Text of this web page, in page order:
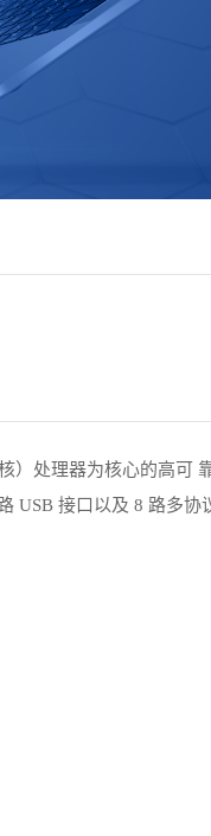
）处理器为核心的高可
USB 接口以及 8 路多协